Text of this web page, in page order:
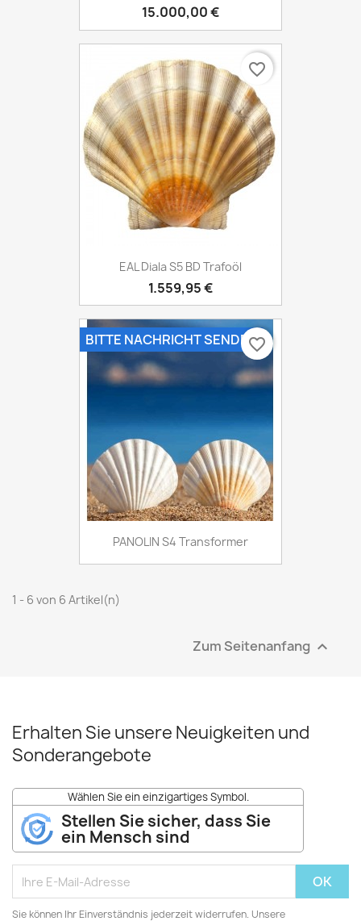
15.000,00 €
EAL Diala S5 BD Trafoöl
1.559,95 €
favorite_border
PANOLIN S4 Transformer
BITTE NACHRICHT SENDENfavorite_border
1 - 6 von 6 Artikel(n)
Zum Seitenanfang 
Erhalten Sie unsere Neuigkeiten und
Sonderangebote
Wählen Sie ein einzigartiges Symbol.
Stellen Sie sicher, dass Sie
ein Mensch sind
Sie können Ihr Einverständnis jederzeit widerrufen. Unsere